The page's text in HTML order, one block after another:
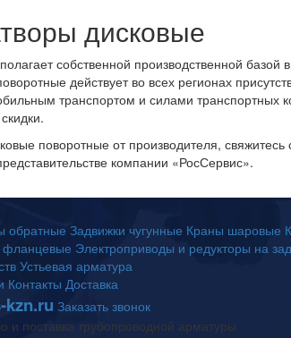
дисковые
собственной производственной
действует во всех регионах
транспортом и силами транспортных
поворотные от производителя,
компании «РосСервис».
обратные Задвижки чугунные Краны шаровые
фланцевые Электроприводы и редукторы на
Устьевая арматура
Контакты Доставка
kzn.ru Заказать звонок
поставка трубопроводной арматуры